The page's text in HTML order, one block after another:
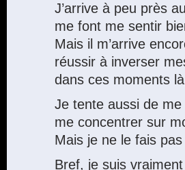
J’arrive à peu près
me font me sentir
Mais il m’arrive
réussir à inverser
dans ces moments
Je tente aussi de
me concentrer sur
Mais je ne le fais
Bref, je suis